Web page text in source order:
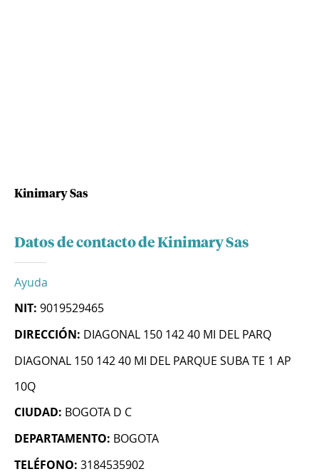
Kinimary Sas
Datos de contacto de Kinimary Sas
Ayuda
NIT: 9019529465
DIRECCIÓN: DIAGONAL 150 142 40 MI DEL PARQ
DIAGONAL 150 142 40 MI DEL PARQUE SUBA TE 1 AP
10Q
CIUDAD: BOGOTA D C
DEPARTAMENTO: BOGOTA
TELÉFONO: 3184535902